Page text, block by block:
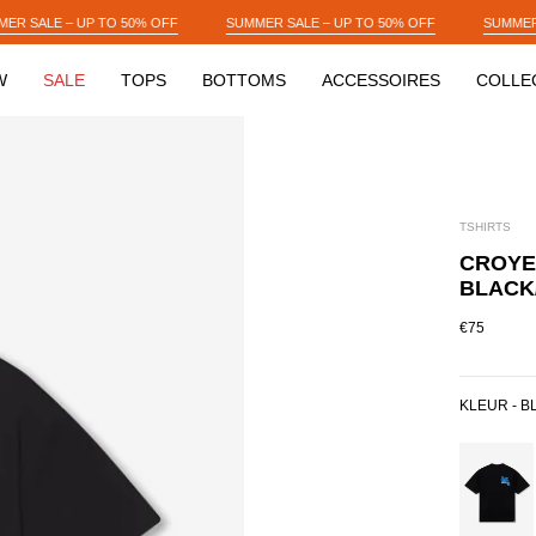
SUMMER SALE – UP TO 50% OFF SUMMER SALE – UP TO 50% OFF
SALE TOPS BOTTOMS ACCESSOIRES
TSHIRTS
€75
KLEUR -